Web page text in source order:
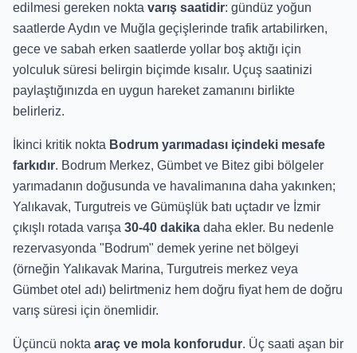
edilmesi gereken nokta varış saatidir: gündüz yoğun
saatlerde Aydın ve Muğla geçişlerinde trafik artabilirken,
gece ve sabah erken saatlerde yollar boş aktığı için
yolculuk süresi belirgin biçimde kısalır. Uçuş saatinizi
paylaştığınızda en uygun hareket zamanını birlikte
belirleriz.
İkinci kritik nokta Bodrum yarımadası içindeki mesafe
farkıdır. Bodrum Merkez, Gümbet ve Bitez gibi bölgeler
yarımadanın doğusunda ve havalimanına daha yakınken;
Yalıkavak, Turgutreis ve Gümüşlük batı uçtadır ve İzmir
çıkışlı rotada varışa 30-40 dakika daha ekler. Bu nedenle
rezervasyonda "Bodrum" demek yerine net bölgeyi
(örneğin Yalıkavak Marina, Turgutreis merkez veya
Gümbet otel adı) belirtmeniz hem doğru fiyat hem de doğru
varış süresi için önemlidir.
Üçüncü nokta araç ve mola konforudur. Üç saati aşan bir